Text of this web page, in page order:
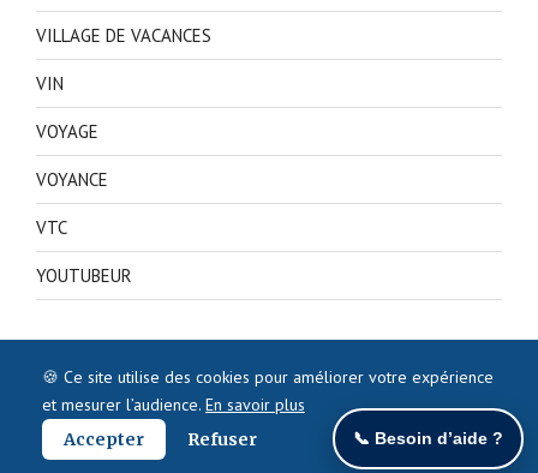
VILLAGE DE VACANCES
VIN
VOYAGE
VOYANCE
VTC
YOUTUBEUR
🍪 Ce site utilise des cookies pour améliorer votre expérience
et mesurer l’audience. En savoir plus
Accepter
Refuser 📞 Besoin d’aide ?